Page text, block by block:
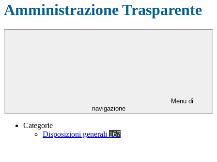
Amministrazione Trasparente
Menu di
navigazione
Categorie
Disposizioni generali 167